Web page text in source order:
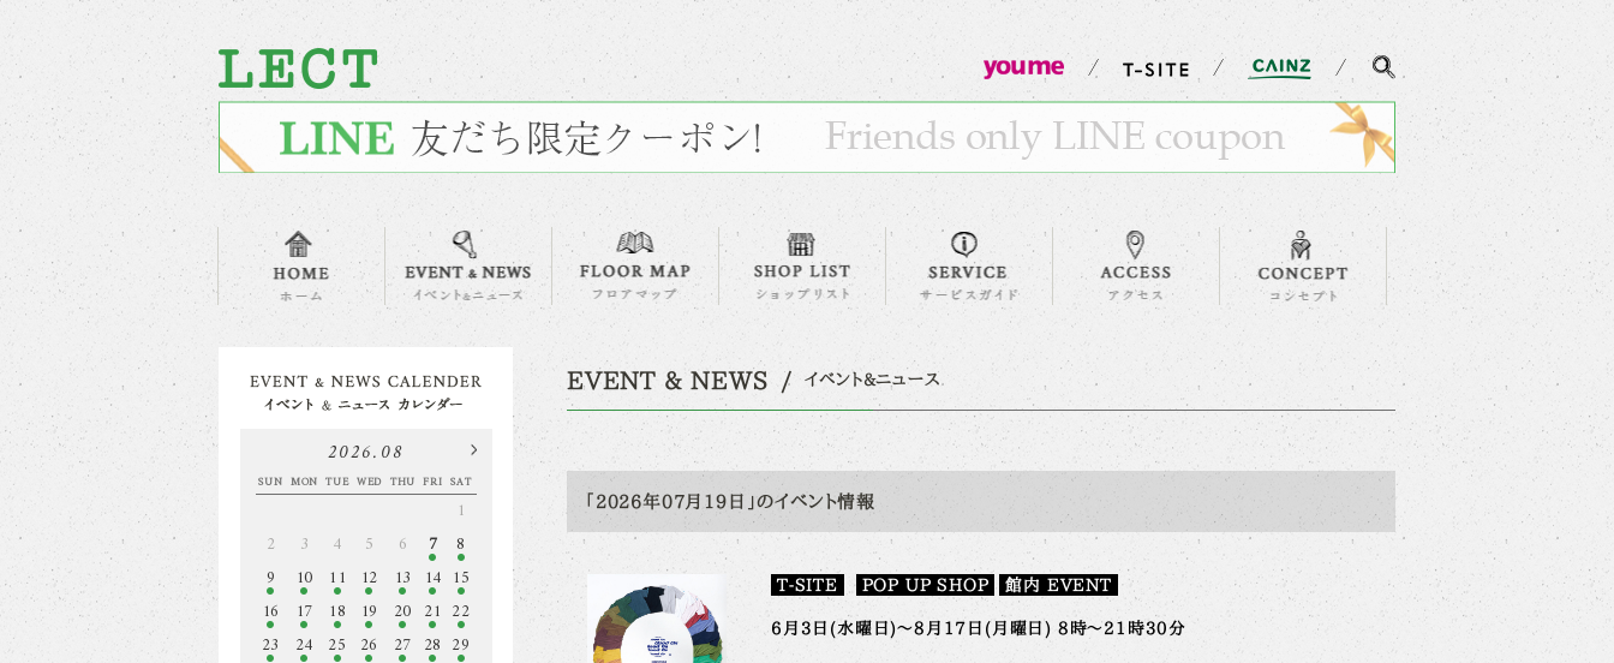
EVENT & NEWS イベント&ニュース
「2026年07月19日」のイベント情報
T-SITE POP UP SHOP 館内 EVENT
6月3日(水曜日)～8月17日(月曜日) 8時～21時30分
2026.08
SUN MON TUE WED THU FRI SAT
1
2
3 4 5 6 7
8
9
10 11 12 13 14 15
16
17 18 19 20 21 22
23
24 25 26 27 28 29